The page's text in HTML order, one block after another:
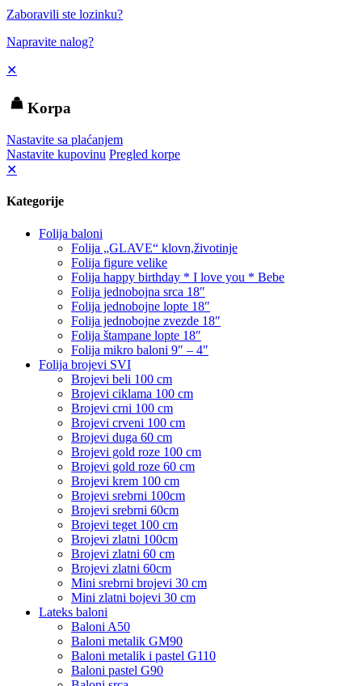
Zaboravili ste lozinku?
Napravite nalog?
✕
Korpa
Nastavite sa plaćanjem
Nastavite kupovinu Pregled korpe
✕
Kategorije
Folija baloni
Folija „GLAVE“ klovn,životinje
Folija figure velike
Folija happy birthday * I love you * Bebe
Folija jednobojna srca 18″
Folija jednobojne lopte 18″
Folija jednobojne zvezde 18″
Folija štampane lopte 18″
Folija mikro baloni 9″ – 4″
Folija brojevi SVI
Brojevi beli 100 cm
Brojevi ciklama 100 cm
Brojevi crni 100 cm
Brojevi crveni 100 cm
Brojevi duga 60 cm
Brojevi gold roze 100 cm
Brojevi gold roze 60 cm
Brojevi krem 100 cm
Brojevi srebrni 100cm
Brojevi srebrni 60cm
Brojevi teget 100 cm
Brojevi zlatni 100cm
Brojevi zlatni 60 cm
Brojevi zlatni 60cm
Mini srebrni brojevi 30 cm
Mini zlatni bojevi 30 cm
Lateks baloni
Baloni A50
Baloni metalik GM90
Baloni metalik i pastel G110
Baloni pastel G90